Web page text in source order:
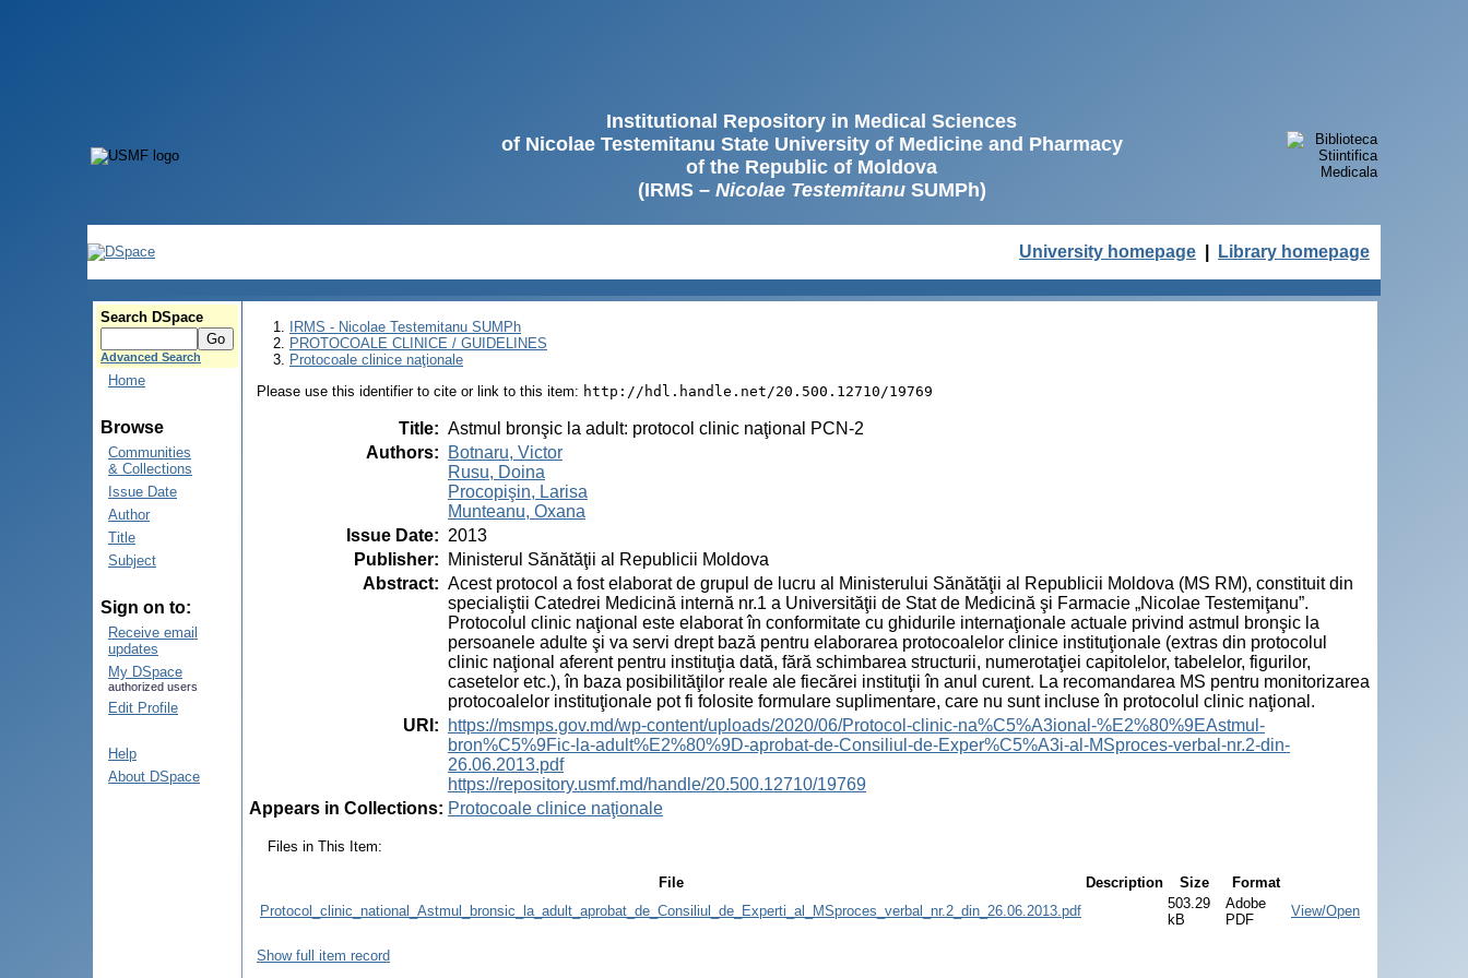
Institutional Repository in Medical Sciences
of Nicolae Testemitanu State University of Medicine and Pharmacy
of the Republic of Moldova
(IRMS – Nicolae TestemitanuSUMPh)
University homepage Library homepage
Search DSpace
Advanced Search
Home
Browse
Communities
& Collections
Issue Date
Author
Title
Subject
Sign on to:
Receive email
updates
My DSpace
authorized users
Edit Profile
Help
About DSpace
IRMS - Nicolae Testemitanu SUMPh
PROTOCOALE CLINICE / GUIDELINES
Protocoale clinice naţionale
Please use this identifier to cite or link to this item: http://hdl.handle.net/20.500.12710/19769
Title: Astmul bronşic la adult: protocol clinic naţional PCN-2
Authors:
Botnaru, Victor
Rusu, Doina
Procopişin, Larisa
Munteanu, Oxana
Issue Date: 2013
Publisher:
Ministerul Sănătăţii al Republicii Moldova
Abstract: Acest protocol a fost elaborat de grupul de lucru al Ministerului Sănătăţii al Republicii Moldova (MS RM), constituit din
specialiştii Catedrei Medicină internă nr.1 a Universităţii de Stat de Medicină şi Farmacie „Nicolae Testemiţanu”.
Protocolul clinic naţional este elaborat în conformitate cu ghidurile internaţionale actuale privind astmul bronşic la
persoanele adulte şi va servi drept bază pentru elaborarea protocoalelor clinice instituţionale (extras din protocolul
clinic naţional aferent pentru instituţia dată, fără schimbarea structurii, numerotaţiei capitolelor, tabelelor, figurilor,
casetelor etc.), în baza posibilităţilor reale ale fiecărei instituţii în anul curent. La recomandarea MS pentru monitorizarea
protocoalelor instituţionale pot fi folosite formulare suplimentare, care nu sunt incluse în protocolul clinic naţional.
URI :
https://msmps.gov.md/wp-content/uploads/2020/06/Protocol-clinic-na%C5%A3ional-%E2%80%9EAstmul-
bron%C5%9Fic-la-adult%E2%80%9D-aprobat-de-Consiliul-de-Exper%C5%A3i-al-MSproces-verbal-nr.2-din-
26.06.2013.pdf
https://repository.usmf.md/handle/20.500.12710/19769
Appears in Collections: Protocoale clinice naţionale
Files in This Item:
File Description Size
Format
Protocol_clinic_national_Astmul_bronsic_la_adult_aprobat_de_Consiliul_de_Experti_al_MSproces_verbal_nr.2_din_26.06.2013.pdf
503.29
kB
Adobe
PDF
View/Open
Show full item record